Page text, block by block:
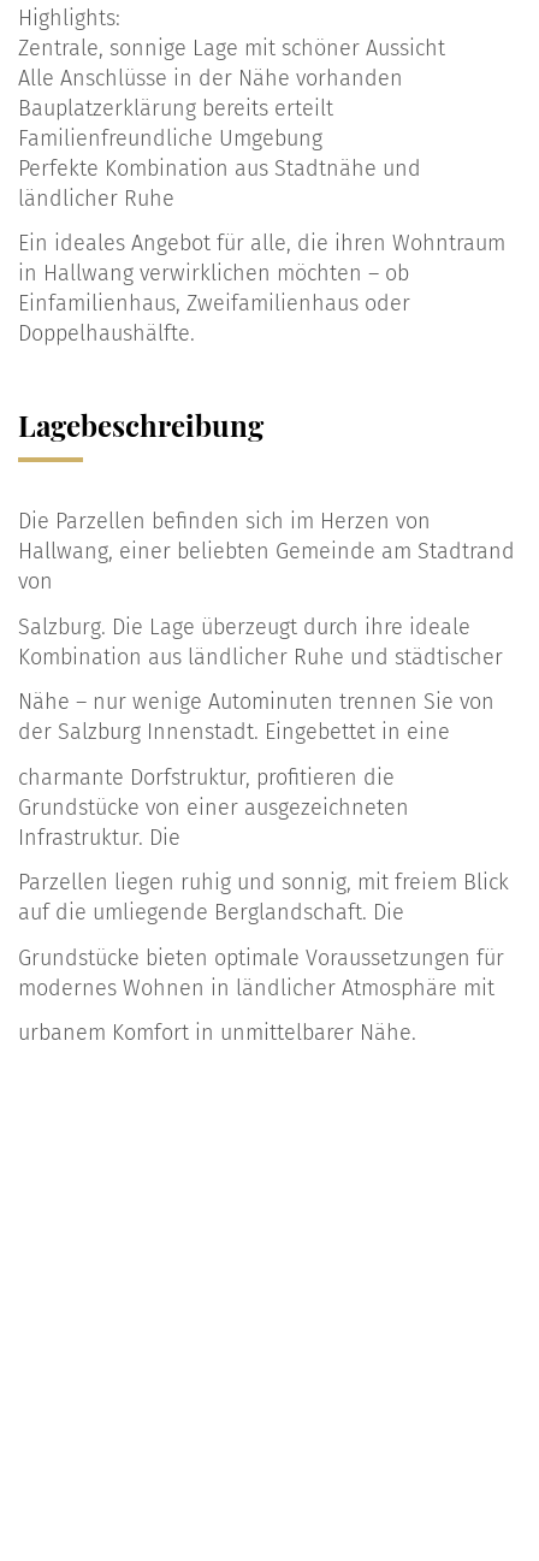
Highlights:
Zentrale, sonnige Lage mit schöner Aussicht
Alle Anschlüsse in der Nähe vorhanden
Bauplatzerklärung bereits erteilt
Familienfreundliche Umgebung
Perfekte Kombination aus Stadtnähe und
ländlicher Ruhe
Ein ideales Angebot für alle, die ihren Wohntraum
in Hallwang verwirklichen möchten – ob
Einfamilienhaus, Zweifamilienhaus oder
Doppelhaushälfte.
Lagebeschreibung
Die Parzellen befinden sich im Herzen von
Hallwang, einer beliebten Gemeinde am Stadtrand
von
Salzburg. Die Lage überzeugt durch ihre ideale
Kombination aus ländlicher Ruhe und städtischer
Nähe – nur wenige Autominuten trennen Sie von
der Salzburg Innenstadt. Eingebettet in eine
charmante Dorfstruktur, profitieren die
Grundstücke von einer ausgezeichneten
Infrastruktur. Die
Parzellen liegen ruhig und sonnig, mit freiem Blick
auf die umliegende Berglandschaft. Die
Grundstücke bieten optimale Voraussetzungen für
modernes Wohnen in ländlicher Atmosphäre mit
urbanem Komfort in unmittelbarer Nähe.